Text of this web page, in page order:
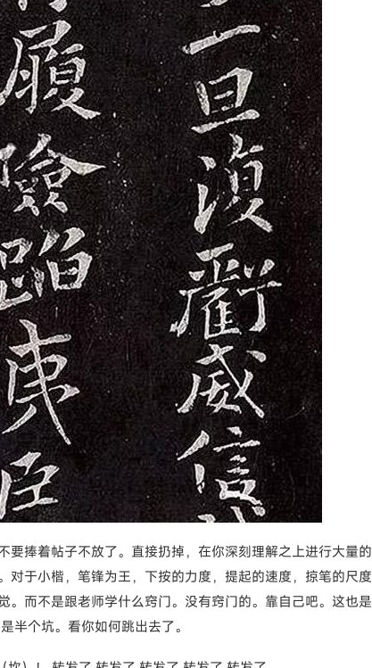
要捧着帖子不放了。直接扔掉，在你深刻理解之上进行大量的
对于小楷，笔锋为王，下按的力度，提起的速度，掠笔的尺度
而不是跟老师学什么窍门。没有窍门的。靠自己吧。这也是
半个坑。看你如何跳出去了。